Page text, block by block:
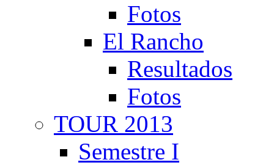
Fotos
El Rancho
Resultados
Fotos
TOUR 2013
Semestre I